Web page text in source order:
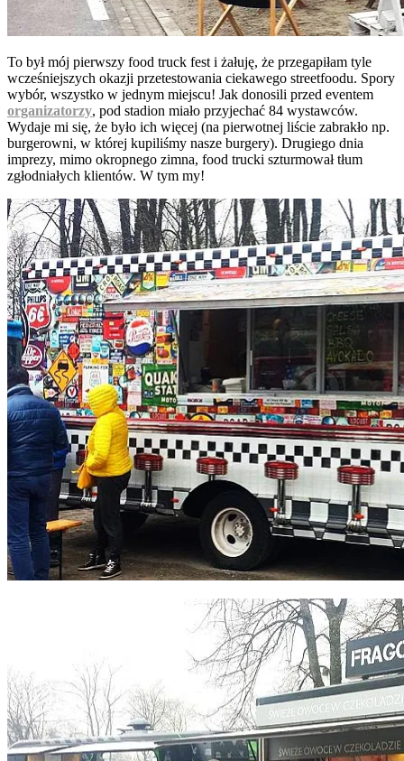
To był mój pierwszy food truck fest i żałuję, że przegapiłam tyle
wcześniejszych okazji przetestowania ciekawego streetfoodu. Spory
wybór, wszystko w jednym miejscu! Jak donosili przed eventem
organizatorzy, pod stadion miało przyjechać 84 wystawców.
Wydaje mi się, że było ich więcej (na pierwotnej liście zabrakło np.
burgerowni, w której kupiliśmy nasze burgery). Drugiego dnia
imprezy, mimo okropnego zimna, food trucki szturmował tłum
zgłodniałych klientów. W tym my!